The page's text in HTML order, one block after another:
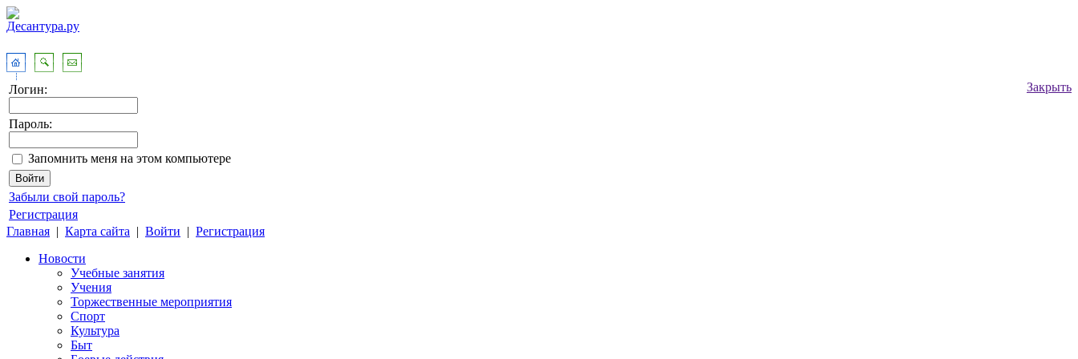
Закрыть
Логин:
Пароль:
Запомнить меня на этом компьютере
Забыли свой пароль?
Регистрация
Главная | Карта сайта | Войти | Регистрация
Новости
Учебные занятия
Учения
Торжественные мероприятия
Спорт
Культура
Быт